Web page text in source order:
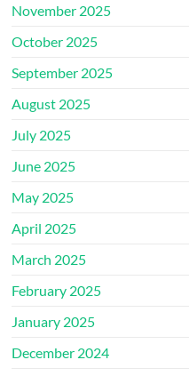
November 2025
October 2025
September 2025
August 2025
July 2025
June 2025
May 2025
April 2025
March 2025
February 2025
January 2025
December 2024